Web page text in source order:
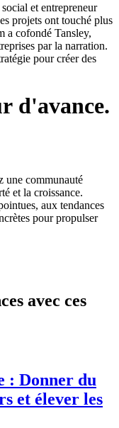
et entrepreneur
projets ont touché plus
a cofondé Tansley,
par la narration.
pour créer des
r d'avance.
une communauté
et la croissance.
aux tendances
pour propulser
avec ces
: Donner du
et élever les